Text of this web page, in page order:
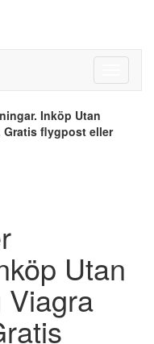
Inköp Utan
Gratis flygpost eller
Utan
Viagra